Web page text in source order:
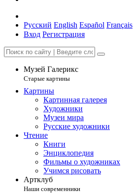
Русский English Español Français
Вход Регистрация
Музей Галерикс
Старые картины
Картины
Картинная галерея
Художники
Музеи мира
Русские художники
Чтение
Книги
Энциклопедия
Фильмы о художниках
Учимся рисовать
Артклуб
Наши современники